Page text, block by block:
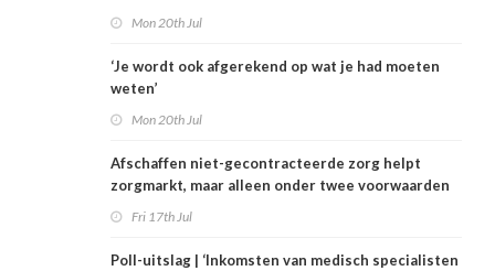
Mon 20th Jul
‘Je wordt ook afgerekend op wat je had moeten
weten’
Mon 20th Jul
Afschaffen niet-gecontracteerde zorg helpt
zorgmarkt, maar alleen onder twee voorwaarden
Fri 17th Jul
Poll-uitslag | ‘Inkomsten van medisch specialisten